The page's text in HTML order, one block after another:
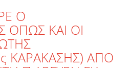
Ο
ΟΠΩΣ ΚΑΙ ΟΙ
ΚΑΡΑΚΑΣΗΣ) ΑΠΟ